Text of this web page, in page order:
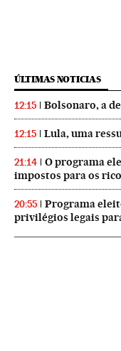
ÚLTIMAS NOTICIAS
12:15 Bolsonaro, a
12:15 Lula, uma
21:14
O programa
impostos para os
20:55
Programa
privilégios legais